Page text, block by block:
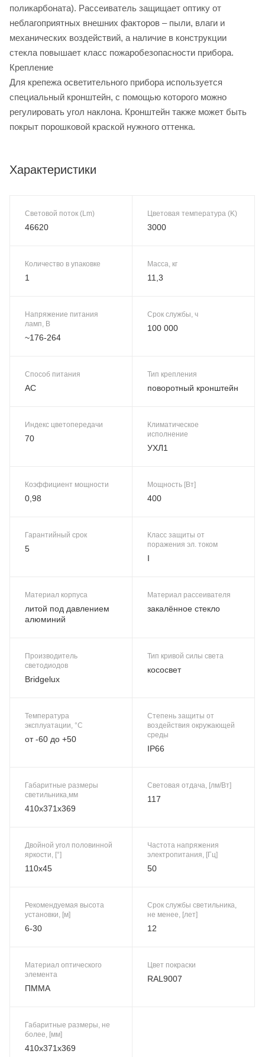
поликарбоната). Рассеиватель защищает оптику от
неблагоприятных внешних факторов – пыли, влаги и
механических воздействий, а наличие в конструкции
стекла повышает класс пожаробезопасности прибора.
Крепление
Для крепежа осветительного прибора используется
специальный кронштейн, с помощью которого можно
регулировать угол наклона. Кронштейн также может быть
покрыт порошковой краской нужного оттенка.
Характеристики
Световой поток (Lm)
46620
Цветовая температура (K)
3000
Количество в упаковке
1
Масса, кг
11,3
Напряжение питания
ламп, В
~176-264
Срок службы, ч
100 000
Способ питания
AC
Тип крепления
поворотный кронштейн
Индекс цветопередачи
70
Климатическое
исполнение
УХЛ1
Коэффициент мощности
0,98
Мощность [Вт]
400
Гарантийный срок
5
Класс защиты от
поражения эл. током
I
Материал корпуса
литой под давлением
алюминий
Материал рассеивателя
закалённое стекло
Производитель
светодиодов
Bridgelux
Тип кривой силы света
кососвет
Температура
эксплуатации, °C
от -60 до +50
Степень защиты от
воздействия окружающей
среды
IP66
Габаритные размеры
светильника,мм
410x371x369
Световая отдача, [лм/Вт]
117
Двойной угол половинной
яркости, [°]
110x45
Частота напряжения
электропитания, [Гц]
50
Рекомендуемая высота
установки, [м]
6-30
Срок службы светильника,
не менее, [лет]
12
Материал оптического
элемента
ПММА
Цвет покраски
RAL9007
Габаритные размеры, не
более, [мм]
410x371x369